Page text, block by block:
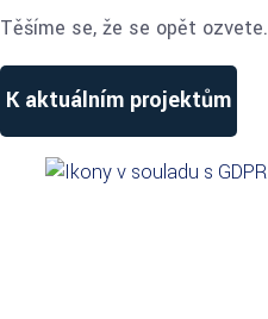
Těšíme se, že se opět ozvete.
K aktuálním projektům